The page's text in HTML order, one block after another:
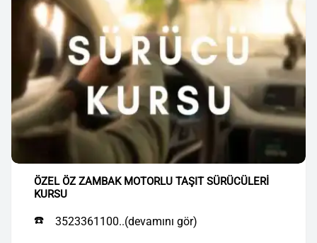
ÖZEL ÖZ ZAMBAK MOTORLU TAŞIT SÜRÜCÜLERİ
KURSU
☎️ 3523361100..(devamını gör)